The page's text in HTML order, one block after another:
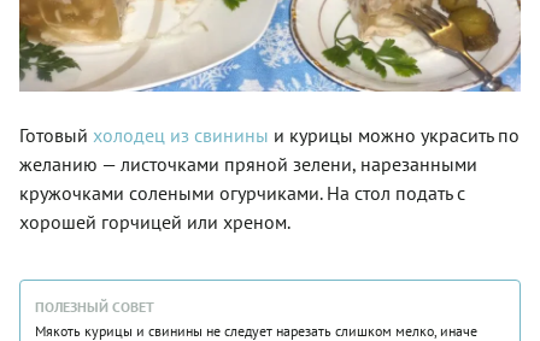
Готовый холодец из свинины и курицы можно украсить по
желанию — листочками пряной зелени, нарезанными
кружочками солеными огурчиками. На стол подать с
хорошей горчицей или хреном.
ПОЛЕЗНЫЙ СОВЕТ
Мякоть курицы и свинины не следует нарезать слишком мелко, иначе